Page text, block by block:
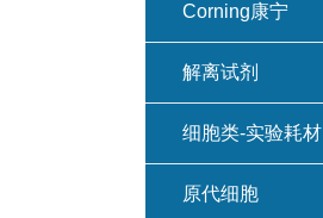
Corning康宁
解离试剂
细胞类-实验耗材
原代细胞